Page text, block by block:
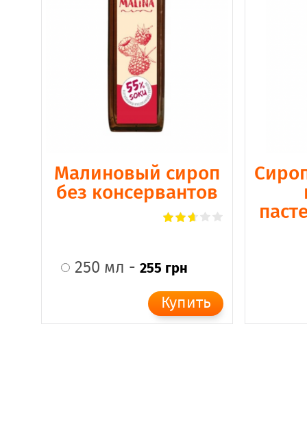
Малиновый сироп
без консервантов
250 мл - 255 грн